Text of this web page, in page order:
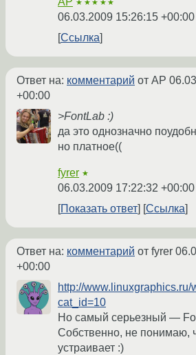
★★★★★
06.03.2009 15:26:15 +00:00
Ссылка
Ответ на: комментарий от AP
+00:00
>FontLab :)
да это однозначно
но платное((
fyrer ★
06.03.2009 17:22:32 +00:00
Показать ответ Ссылка
Ответ на: комментарий от fyrer
+00:00
http://
cat_id=10
Но самый серьезный —
Собственно, не понимаю,
устраивает :)